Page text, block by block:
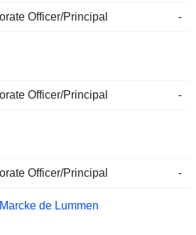
Officer/Principal -
Officer/Principal -
Officer/Principal -
de Lummen